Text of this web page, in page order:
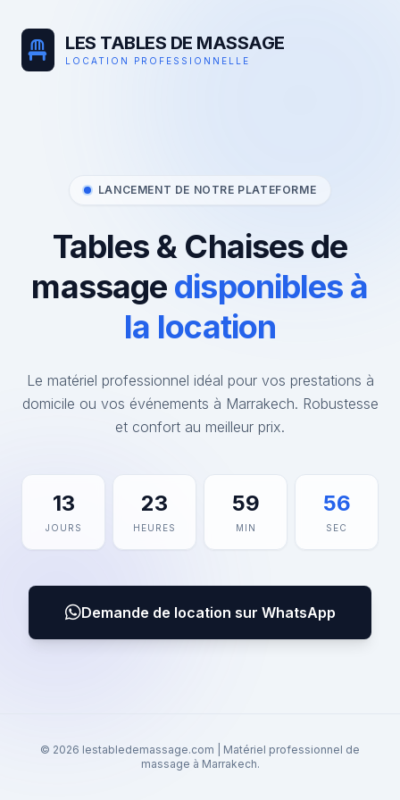
LES TABLES DE MASSAGE
LOCATION PROFESSIONNELLE
LANCEMENT DE NOTRE PLATEFORME
Tables & Chaises de
massage disponibles à
la location
Le matériel professionnel idéal pour vos prestations à
domicile ou vos événements à Marrakech. Robustesse
et confort au meilleur prix.
13
JOURS
23
HEURES
59
MIN
56
SEC
Demande de location sur WhatsApp
© 2026 lestabledemassage.com | Matériel professionnel de
massage à Marrakech.